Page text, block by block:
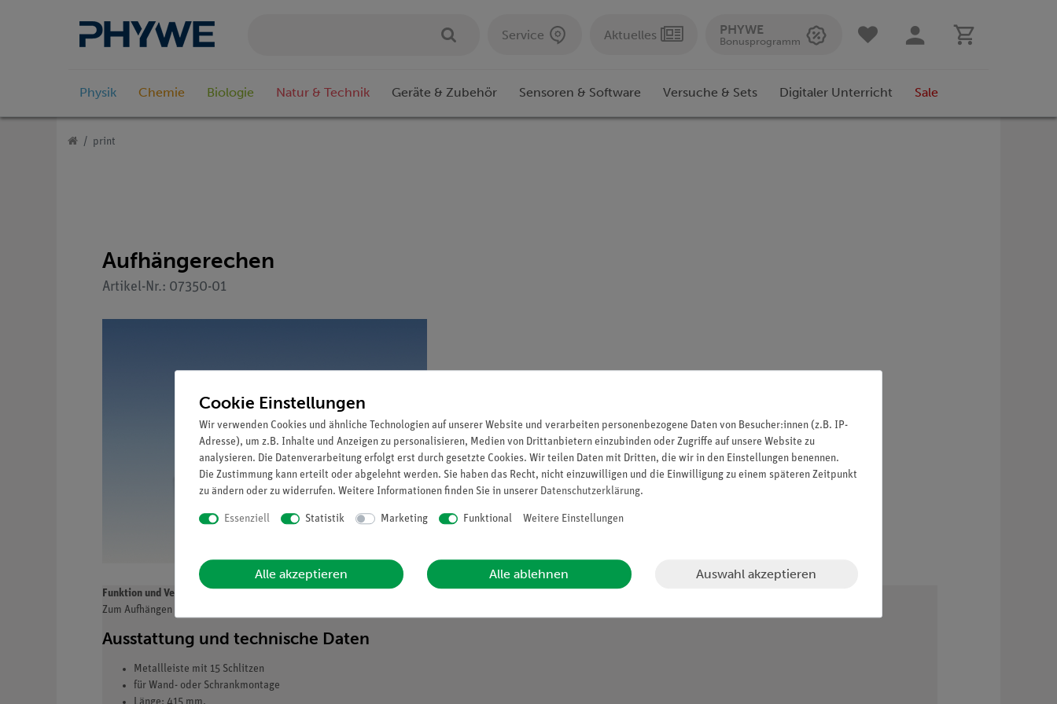
Service Aktuelles PHYWE
Bonusprogramm
Physik Chemie Biologie Natur & Technik Geräte & Zubehör Sensoren & Software Versuche & Sets Digitaler Unterricht Sale
print
Aufhängerechen
Artikel-Nr.: 07350-01
Funktion und Verwendung
Zum Aufhängen von Verbindungsleitungen.
Ausstattung und technische Daten
Metallleiste mit 15 Schlitzen
für Wand- oder Schrankmontage
Cookie Einstellungen
Wir verwenden Cookies und ähnliche Technologien auf unserer Website und verarbeiten personenbezogene Daten von Besucher:innen (z.B. IP-
Adresse), um z.B. Inhalte und Anzeigen zu personalisieren, Medien von Drittanbietern einzubinden oder Zugriffe auf unsere Website zu
analysieren. Die Datenverarbeitung erfolgt erst durch gesetzte Cookies. Wir teilen Daten mit Dritten, die wir in den Einstellungen benennen.
Die Zustimmung kann erteilt oder abgelehnt werden. Sie haben das Recht, nicht einzuwilligen und die Einwilligung zu einem späteren Zeitpunkt
zu ändern oder zu widerrufen. Weitere Informationen finden Sie in unserer Daten­schutz­erklärung.
Essenziell Statistik Marketing Funktional Weitere Einstellungen
Alle akzeptieren Alle ablehnen Auswahl akzeptieren